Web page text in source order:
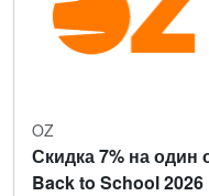
OZ
Скидка 7% на один
Back to School 2026